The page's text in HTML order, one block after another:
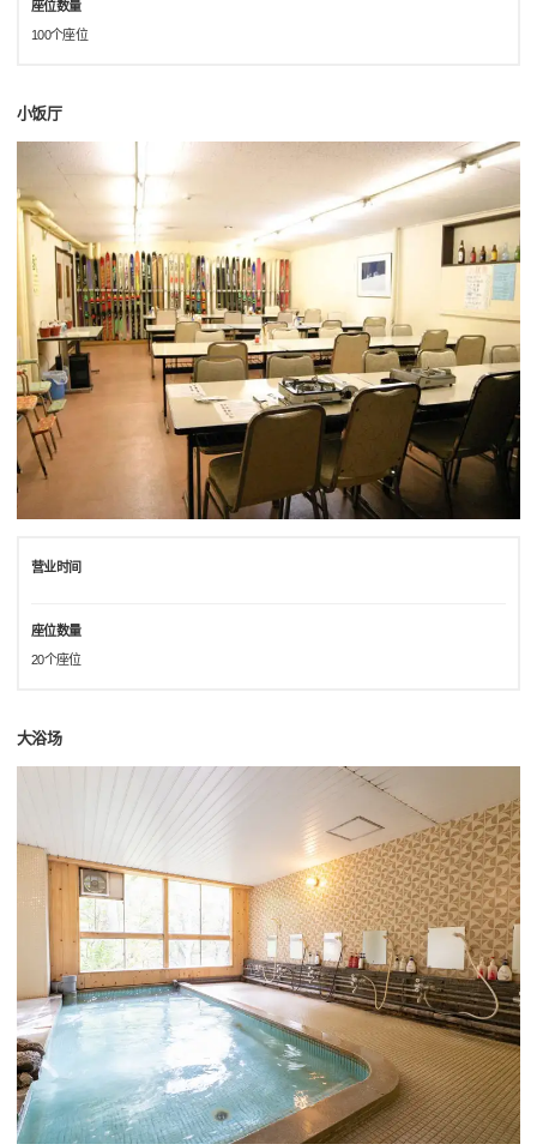
座位数量
100个座位
小饭厅
营业时间
座位数量
20个座位
大浴场